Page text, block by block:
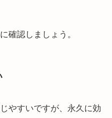
確認しましょう。
やすいですが、永久に効